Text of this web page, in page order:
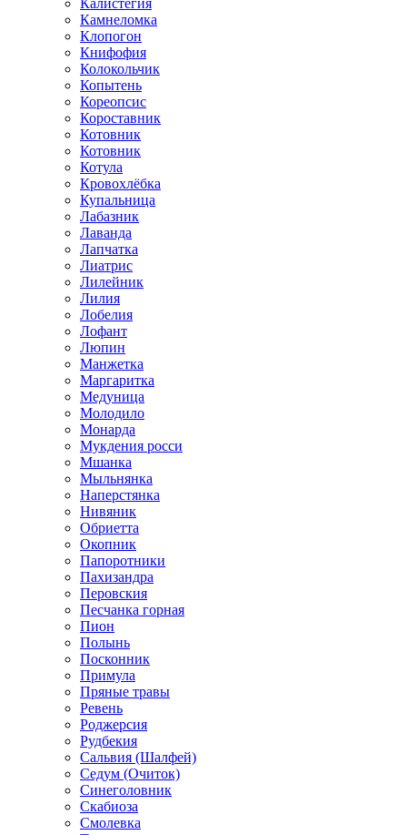
Калистегия
Камнеломка
Клопогон
Книфофия
Колокольчик
Копытень
Кореопсис
Короставник
Котовник
Котовник
Котула
Кровохлёбка
Купальница
Лабазник
Лаванда
Лапчатка
Лиатрис
Лилейник
Лилия
Лобелия
Лофант
Люпин
Манжетка
Маргаритка
Медуница
Молодило
Монарда
Мукдения росси
Мшанка
Мыльнянка
Наперстянка
Нивяник
Обриетта
Окопник
Папоротники
Пахизандра
Перовския
Песчанка горная
Пион
Полынь
Посконник
Примула
Пряные травы
Ревень
Роджерсия
Рудбекия
Сальвия (Шалфей)
Седум (Очиток)
Синеголовник
Скабиоза
Смолевка